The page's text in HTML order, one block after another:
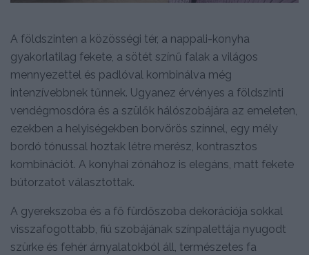
A földszinten a közösségi tér, a nappali-konyha
gyakorlatilag fekete, a sötét színű falak a világos
mennyezettel és padlóval kombinálva még
intenzívebbnek tűnnek. Ugyanez érvényes a földszinti
vendégmosdóra és a szülők hálószobájára az emeleten,
ezekben a helyiségekben borvörös színnel, egy mély
bordó tónussal hoztak létre merész, kontrasztos
kombinációt. A konyhai zónához is elegáns, matt fekete
bútorzatot választottak.
A gyerekszoba és a fő fürdőszoba dekorációja sokkal
visszafogottabb, fiú szobájának színpalettája nyugodt
szürke és fehér árnyalatokból áll, természetes fa